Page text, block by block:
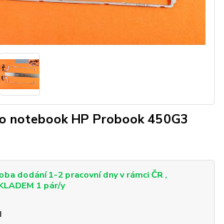
notebook HP Probook 450G3
dodání 1-2 pracovní dny v rámci ČR ,
1 pár/y